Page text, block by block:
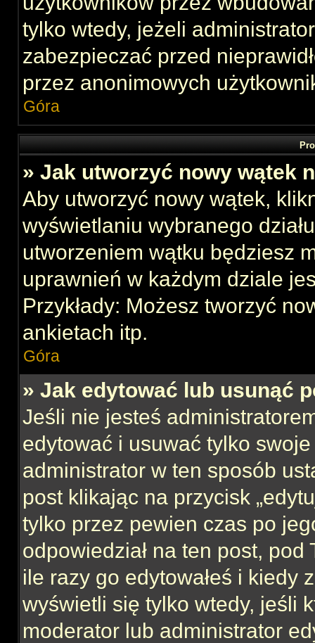
tylko wtedy, jeżeli
zabezpieczać przed
przez anonimowych
Góra
» Jak utworzyć nowy wątek
Aby utworzyć nowy wątek,
wyświetlaniu wybranego
utworzeniem wątku będziesz
uprawnień w każdym dziale
Przykłady: Możesz tworzyć
ankietach itp.
Góra
» Jak edytować lub usunąć
Jeśli nie jesteś
edytować i usuwać tylko
administrator w ten sposób
post klikając na przycisk
tylko przez pewien czas po
odpowiedział na ten post,
ile razy go edytowałeś i kiedy
wyświetli się tylko wtedy, jeśli
moderator lub administrator